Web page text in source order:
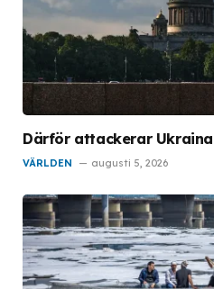
Därför attackerar Ukraina
VÄRLDEN augusti 5, 2026